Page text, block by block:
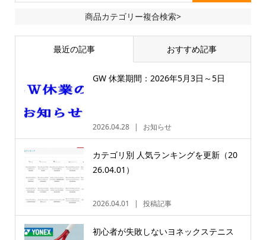
商品カテゴリー複合検索>
最近の記事 おすすめ記事
GW 休業期間：2026年5月3日～5日
2026.04.28 お知らせ
カテゴリ別 人気ランキングを更新（20
26.04.01）
2026.04.01 投稿記事
初心者が失敗しないヨネックステニス